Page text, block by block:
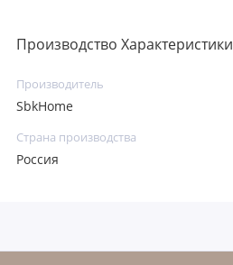
Производство Характеристики
Производитель
SbkHome
Страна производства
Россия